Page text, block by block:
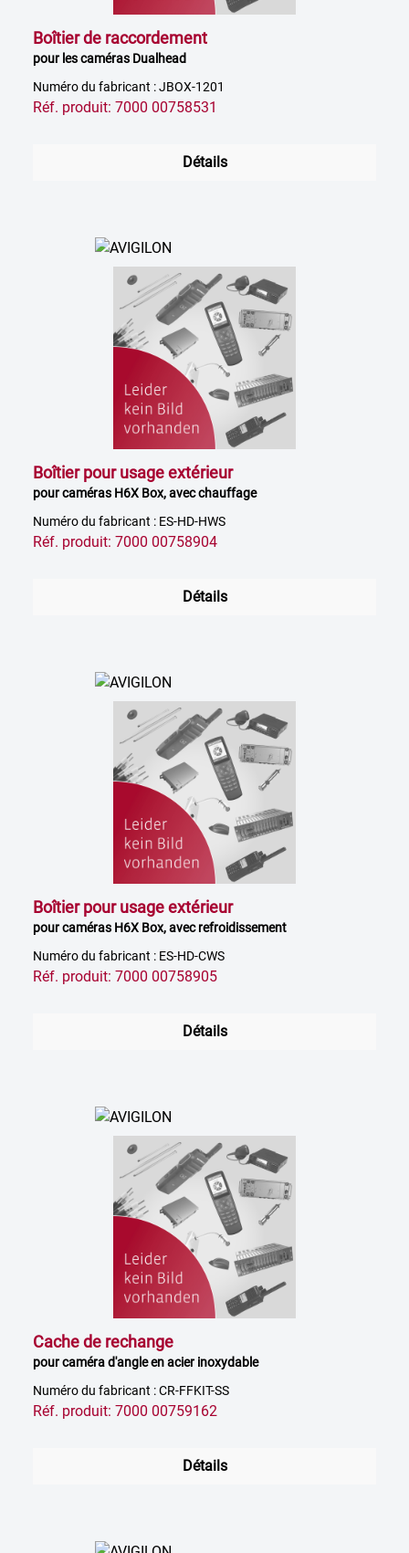
Boîtier de raccordement
pour les caméras Dualhead
Numéro du fabricant : JBOX-1201
Réf. produit: 7000 00758531
Détails
Boîtier pour usage extérieur
pour caméras H6X Box, avec chauffage
Numéro du fabricant : ES-HD-HWS
Réf. produit: 7000 00758904
Détails
Boîtier pour usage extérieur
pour caméras H6X Box, avec refroidissement
Numéro du fabricant : ES-HD-CWS
Réf. produit: 7000 00758905
Détails
Cache de rechange
pour caméra d'angle en acier inoxydable
Numéro du fabricant : CR-FFKIT-SS
Réf. produit: 7000 00759162
Détails